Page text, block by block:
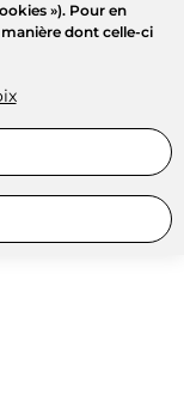
»). Pour en
dont celle-ci